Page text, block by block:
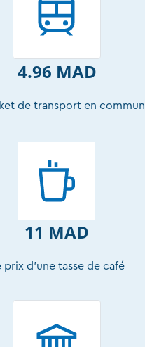
4.96 MAD
de transport en commun
11 MAD
prix d’une tasse de café